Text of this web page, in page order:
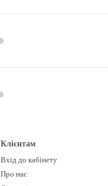
Клієнтам
Вхід до кабінету
Про нас